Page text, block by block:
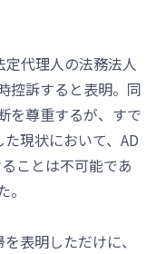
代理人の法務法人
控訴すると表明。同
を尊重するが、すで
現状において、AD
ことは不可能であ
表明しただけに、